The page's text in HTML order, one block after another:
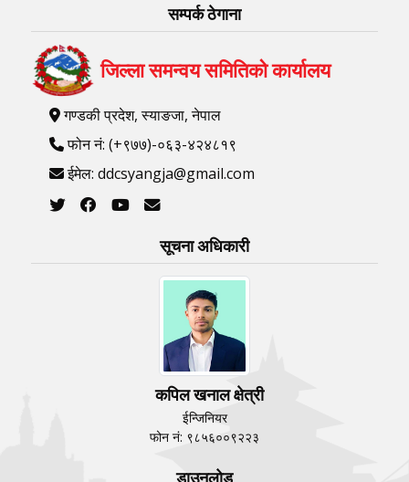
सम्पर्क ठेगाना
जिल्ला समन्वय समितिको कार्यालय
गण्डकी प्रदेश, स्याङजा, नेपाल
फोन नं: (+९७७)-०६३-४२४८१९
ईमेल: ddcsyangja@gmail.com
सूचना अधिकारी
कपिल खनाल क्षेत्री
ईन्जिनियर
फोन नं: ९८५६००९२२३
डाउनलोड